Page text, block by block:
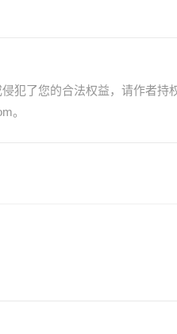
犯了您的合法权益，请作者持
。